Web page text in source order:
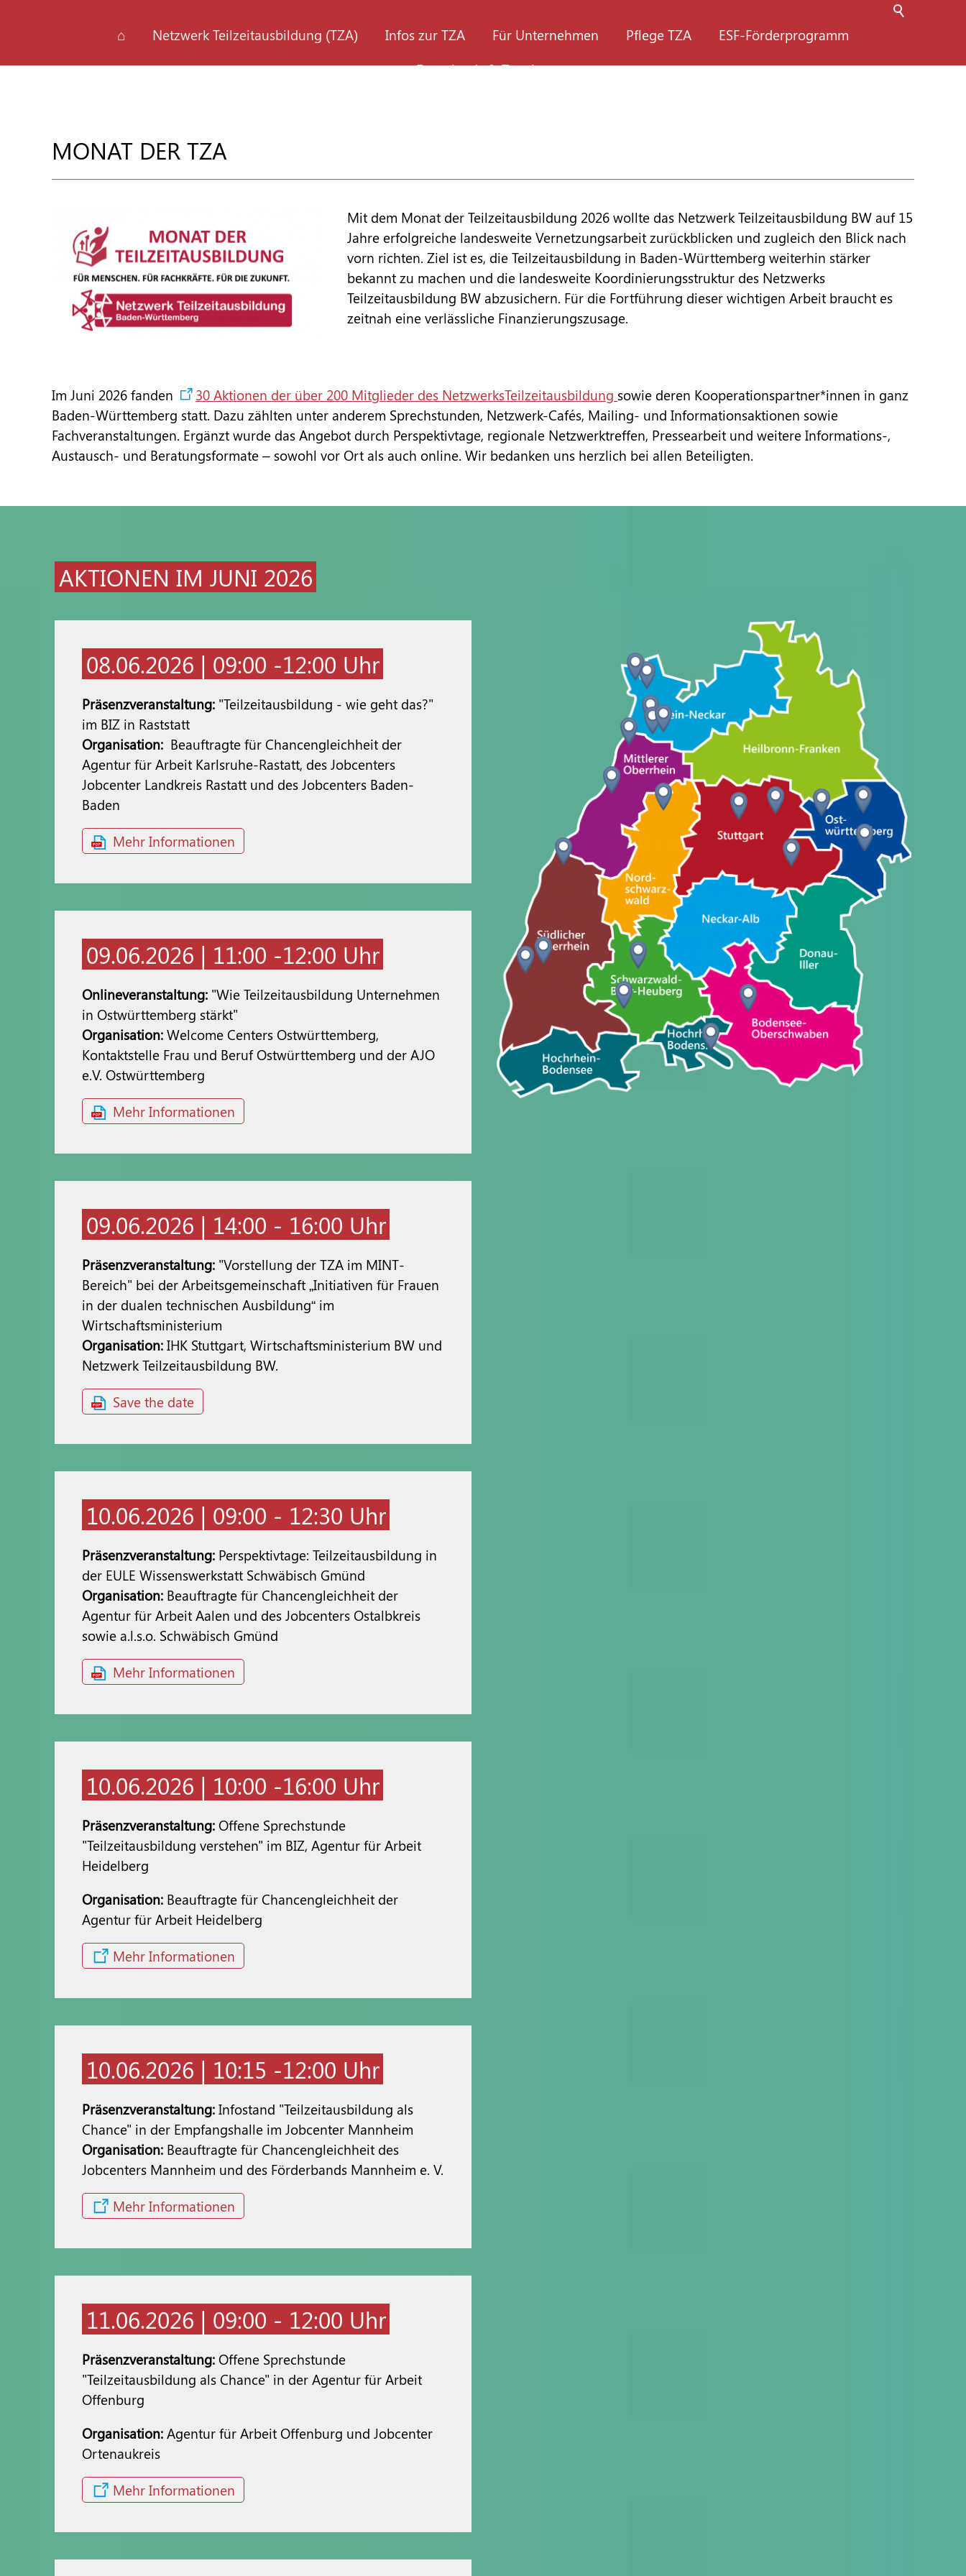
⌂ Netzwerk Teilzeitausbildung (TZA) Infos zur TZA Für Unternehmen Pflege TZA
ESF-Förderprogramm
Downloads & Termine
MONAT DER TZA
Mit dem Monat der Teilzeitausbildung 2026 wollte das Netzwerk Teilzeitausbildung BW auf 15
Jahre erfolgreiche landesweite Vernetzungsarbeit zurückblicken und zugleich den Blick nach
vorn richten. Ziel ist es, die Teilzeitausbildung in Baden-Württemberg weiterhin stärker
bekannt zu machen und die landesweite Koordinierungsstruktur des Netzwerks
Teilzeitausbildung BW abzusichern. Für die Fortführung dieser wichtigen Arbeit braucht es
zeitnah eine verlässliche Finanzierungszusage.
Im Juni 2026 fanden 30 Aktionen der über 200 Mitglieder des NetzwerksTeilzeitausbildung sowie deren Kooperationspartner*innen in ganz
Baden-Württemberg statt. Dazu zählten unter anderem Sprechstunden, Netzwerk-Cafés, Mailing- und Informationsaktionen sowie
Fachveranstaltungen. Ergänzt wurde das Angebot durch Perspektivtage, regionale Netzwerktreffen, Pressearbeit und weitere Informations-,
Austausch- und Beratungsformate – sowohl vor Ort als auch online. Wir bedanken uns herzlich bei allen Beteiligten.
AKTIONEN IM JUNI 2026
08.06.2026 | 09:00 -12:00 Uhr
Präsenzveranstaltung: "Teilzeitausbildung - wie geht das?"
im BIZ in Raststatt
Organisation: Beauftragte für Chancengleichheit der
Agentur für Arbeit Karlsruhe-Rastatt, des Jobcenters
Jobcenter Landkreis Rastatt und des Jobcenters Baden-
Baden
Mehr Informationen
09.06.2026 | 11:00 -12:00 Uhr
Onlineveranstaltung: "Wie Teilzeitausbildung Unternehmen
in Ostwürttemberg stärkt"
Organisation:Welcome Centers Ostwürttemberg,
Kontaktstelle Frau und Beruf Ostwürttemberg und der AJO
e.V. Ostwürttemberg
Mehr Informationen
09.06.2026 | 14:00 - 16:00 Uhr
Präsenzveranstaltung: "Vorstellung der TZA im MINT-
Bereich" bei der Arbeitsgemeinschaft „Initiativen für Frauen
in der dualen technischen Ausbildung“ im
Wirtschaftsministerium
Organisation:IHK Stuttgart, Wirtschaftsministerium BW und
Netzwerk Teilzeitausbildung BW.
Save the date
10.06.2026 | 09:00 - 12:30 Uhr
Präsenzveranstaltung: Perspektivtage: Teilzeitausbildung in
der EULE Wissenswerkstatt Schwäbisch Gmünd
Organisation: Beauftragte für Chancengleichheit der
Agentur für Arbeit Aalen und des Jobcenters Ostalbkreis
sowie a.l.s.o. Schwäbisch Gmünd
Mehr Informationen
10.06.2026 | 10:00 -16:00 Uhr
Präsenzveranstaltung:Offene Sprechstunde
"Teilzeitausbildung verstehen" im BIZ, Agentur für Arbeit
Heidelberg
Organisation: Beauftragte für Chancengleichheit der
Agentur für Arbeit Heidelberg
Mehr Informationen
10.06.2026 | 10:15 -12:00 Uhr
Präsenzveranstaltung:Infostand "Teilzeitausbildung als
Chance" in der Empfangshalle im Jobcenter Mannheim
Organisation: Beauftragte für Chancengleichheit des
Jobcenters Mannheim und des Förderbands Mannheim e. V.
Mehr Informationen
11.06.2026 | 09:00 - 12:00 Uhr
Präsenzveranstaltung:Offene Sprechstunde
"Teilzeitausbildung als Chance" in der Agentur für Arbeit
Offenburg
Organisation:Agentur für Arbeit Offenburg und Jobcenter
Ortenaukreis
Mehr Informationen